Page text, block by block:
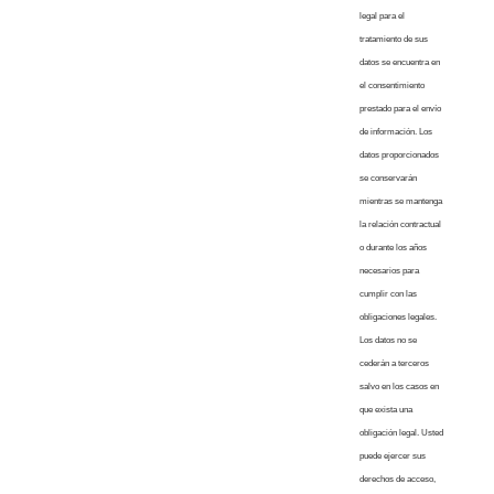
legal para el
tratamiento de sus
datos se encuentra en
el consentimiento
prestado para el envío
de información. Los
datos proporcionados
se conservarán
mientras se mantenga
la relación contractual
o durante los años
necesarios para
cumplir con las
obligaciones legales.
Los datos no se
cederán a terceros
salvo en los casos en
que exista una
obligación legal. Usted
puede ejercer sus
derechos de acceso,